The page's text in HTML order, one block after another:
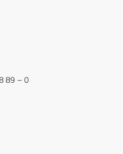
89 – 0